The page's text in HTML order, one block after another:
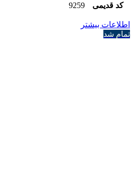
کد قدیمی 9259
اطلاعات بیشتر
تمام شد